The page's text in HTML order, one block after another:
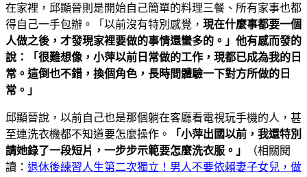
在家裡，邱顯晉則是開始自己簡單的料理三餐、所有家事也都
得自己一手包辦。「以前沒有特別感覺， 現在什麼事都要一個
人做之後，才發現家裡要做的事情還蠻多的。」他有感而發的
說：「很難想像，小萍以前日常做的工作，現都已成為我的日
常。這倒也不錯，換個角色，長時間體驗一下對方所做的日
常。」
邱顯晉說，以前自己也是那個躺在客廳看電視玩手機的人，甚
至連洗衣機都不知道要怎麼操作。
「小萍出國以前，我還特別
請她錄了一段短片，一步步示範要怎麼洗衣服。」
（相關閱
讀： 退休後練習人生第二次獨立！男人不要依賴妻子女兒，做